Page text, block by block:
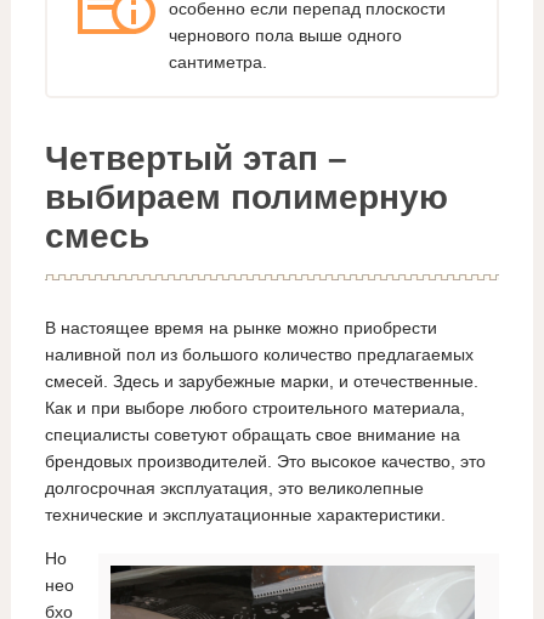
особенно если перепад плоскости
чернового пола выше одного
сантиметра.
Четвертый этап –
выбираем полимерную
смесь
В настоящее время на рынке можно приобрести
наливной пол из большого количество предлагаемых
смесей. Здесь и зарубежные марки, и отечественные.
Как и при выборе любого строительного материала,
специалисты советуют обращать свое внимание на
брендовых производителей. Это высокое качество, это
долгосрочная эксплуатация, это великолепные
технические и эксплуатационные характеристики.
Но
нео
бхо